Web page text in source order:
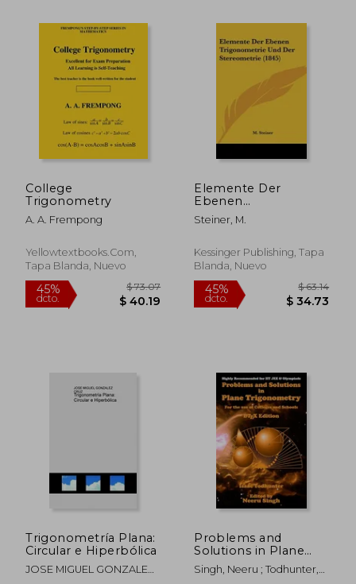
45% $ 156.78 45%
College
Trigonometry
A. A. Frempong
Yellowtextbooks.Com,
Tapa Blanda, Nuevo
Elemente Der
Ebenen
Trigonometrie Und
Der Stereometrie
Steiner, M.
Kessinger Publishing, Tapa
Blanda, Nuevo
Trigonometría Plana:
Circular e Hiperbólica
JOSE MIGUEL GONZALEZ
Problems and
Solutions in Plane
Trigonometry (LaTeX
Edition): For the use
Singh, Neeru ; Todhunter,